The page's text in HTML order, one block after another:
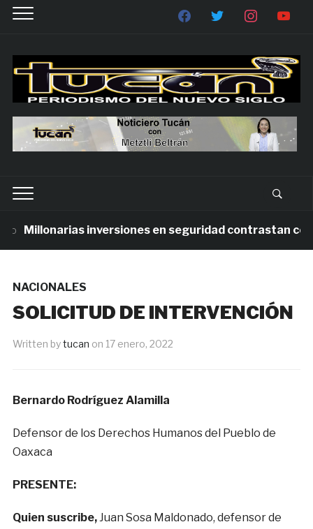
Millonarias inversiones en seguridad contrastan con la
NACIONALES
SOLICITUD DE INTERVENCIÓN
Written bytucan on 17 enero, 2022
Bernardo Rodríguez Alamilla
Defensor de los Derechos Humanos del Pueblo de
Oaxaca
PRESENTE:
Quien suscribe,Juan Sosa Maldonado, defensor de